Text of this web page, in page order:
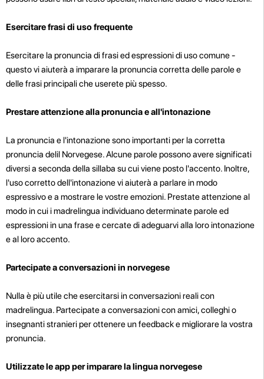
Esercitare frasi di uso frequente
Esercitare la pronuncia di frasi ed espressioni di uso comune -
questo vi aiuterà a imparare la pronuncia corretta delle parole e
delle frasi principali che userete più spesso.
Prestare attenzione alla pronuncia e all'intonazione
La pronuncia e l'intonazione sono importanti per la corretta
pronuncia delil Norvegese. Alcune parole possono avere significati
diversi a seconda della sillaba su cui viene posto l'accento. Inoltre,
l'uso corretto dell'intonazione vi aiuterà a parlare in modo
espressivo e a mostrare le vostre emozioni. Prestate attenzione al
modo in cui i madrelingua individuano determinate parole ed
espressioni in una frase e cercate di adeguarvi alla loro intonazione
e al loro accento.
Partecipate a conversazioni in norvegese
Nulla è più utile che esercitarsi in conversazioni reali con
madrelingua. Partecipate a conversazioni con amici, colleghi o
insegnanti stranieri per ottenere un feedback e migliorare la vostra
pronuncia.
Utilizzate le app per imparare la lingua norvegese